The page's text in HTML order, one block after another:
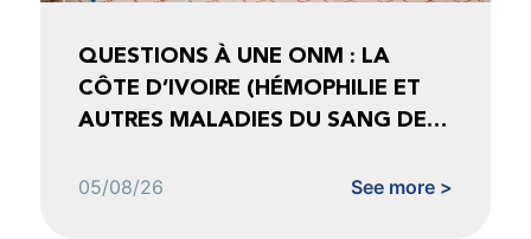
QUESTIONS À UNE ONM : LA
CÔTE D’IVOIRE (HÉMOPHILIE ET
AUTRES MALADIES DU SANG DE
05/08/26 See more >